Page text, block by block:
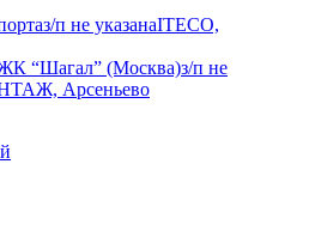
з/п не указанаITECO,
ЖК “Шагал” (Москва)з/п не
Арсеньево